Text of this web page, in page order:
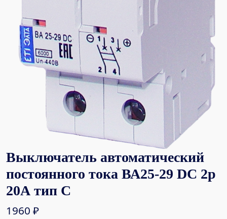
Выключатель автоматический
постоянного тока ВА25-29 DC 2р
20А тип С
1960 ₽